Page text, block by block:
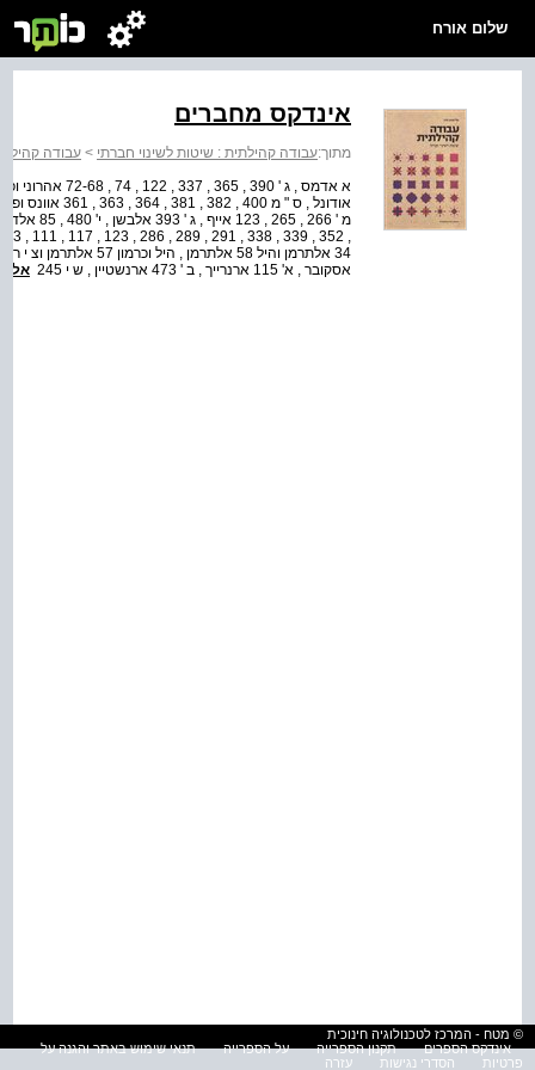
שלום אורח
אינדקס מחברים
מתוך:עבודה קהילתית : שיטות לשינוי חברתי > עבודה
אסקובר , א' 115 ארנרייך , ב ' 473 ארנשטיין , ש י 245 אל
© מטח - המרכז לטכנולוגיה חינוכית
אינדקס הספרים
תקנון הספרייה על הספרייה
תנאי שימוש באתר והגנה על
פרטיות
הסדרי נגישות עזרה